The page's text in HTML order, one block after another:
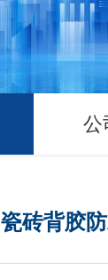
公
瓷砖背胶